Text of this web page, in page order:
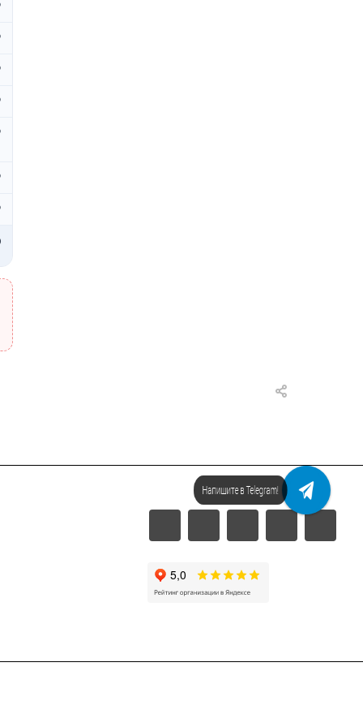
Напишите в Telegram!